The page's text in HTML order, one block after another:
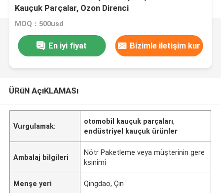
Kauçuk Parçalar, Ozon Direnci
MOQ：500usd
En iyi fiyat Bizimle iletişim kur
ÜRüN AçıKLAMASı
Vurgulamak:
otomobil kauçuk parçaları,
endüstriyel kauçuk ürünler
Ambalaj bilgileri
Nötr Paketleme veya müşterinin gere
ksinimi
Menşe yeri Qingdao, Çin